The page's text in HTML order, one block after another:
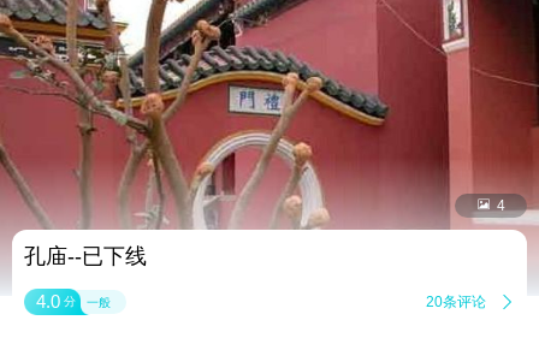
 4
孔庙--已下线
4.0 分 一般 20条评论 
